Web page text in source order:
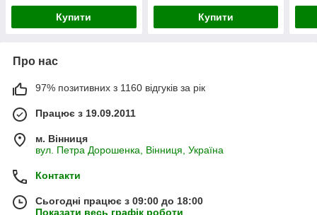
Купити Купити
Про нас
97% позитивних з 1160 відгуків за рік
Працює з 19.09.2011
м. Вінниця
вул. Петра Дорошенка, Вінниця, Україна
Контакти
Сьогодні працює з 09:00 до 18:00
Показати весь графік роботи